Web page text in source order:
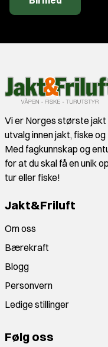
Vi er Norges største
utvalg innen jakt, fiske
Med fagkunnskap og
for at du skal få en unik
tur eller fiske!
Jakt&Friluft
Om oss
Bærekraft
Blogg
Personvern
Ledige stillinger
Følg oss